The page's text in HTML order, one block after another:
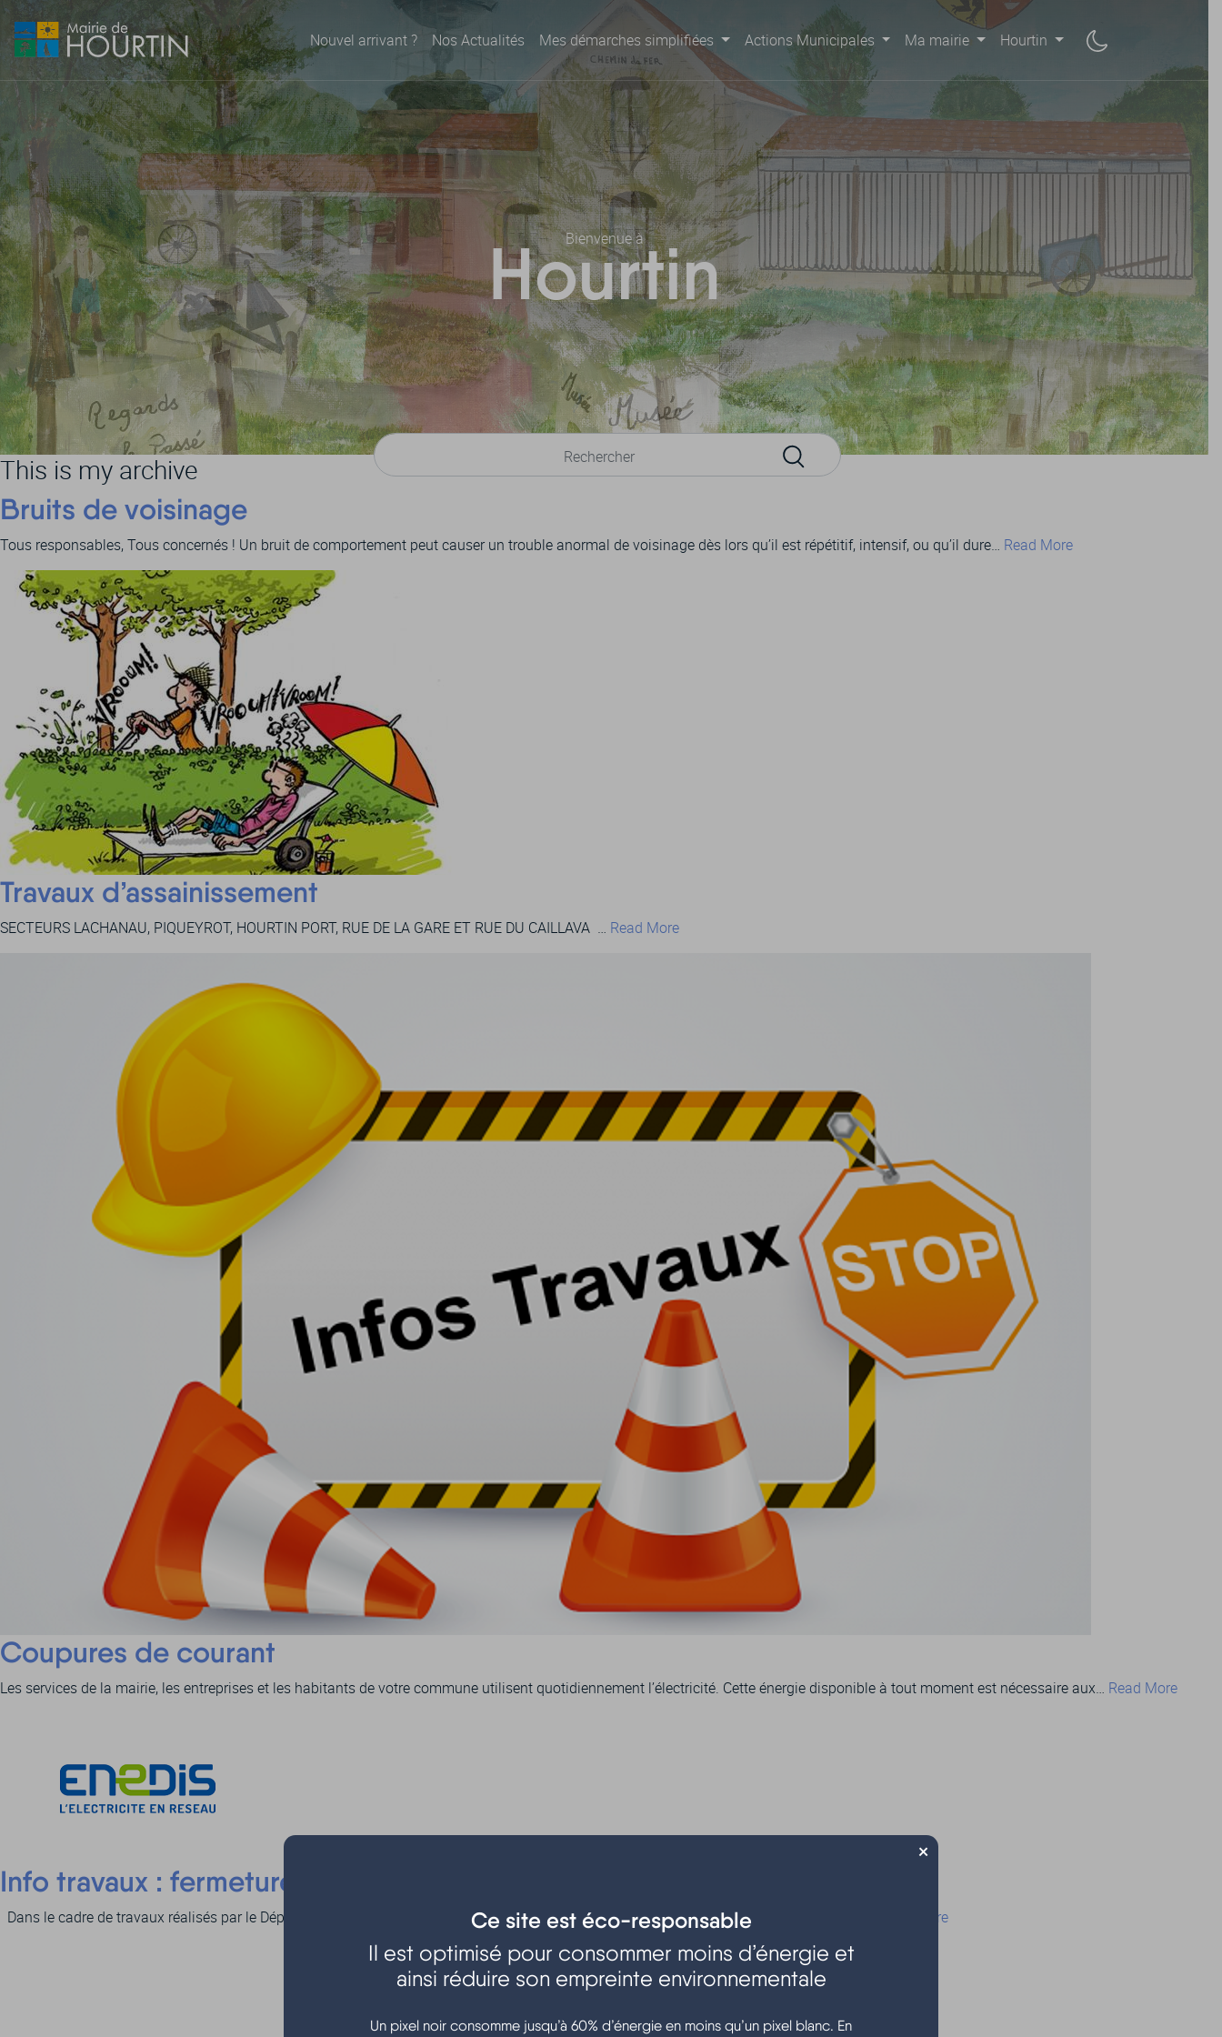
Nouvel arrivant ? Nos Actualités Mes démarches simplifiées Actions Municipales Ma mairie Hourtin
Bienvenue à
Hourtin
This is my archive
Bruits de voisinage
Tous responsables, Tous concernés ! Un bruit de comportement peut causer un trouble anormal de voisinage dès lors qu’il est répétitif, intensif, ou qu’il dure… Read More
Travaux d’assainissement
SECTEURS LACHANAU, PIQUEYROT, HOURTIN PORT, RUE DE LA GARE ET RUE DU CAILLAVA … Read More
Coupures de courant
Les services de la mairie, les entreprises et les habitants de votre commune utilisent quotidiennement l’électricité. Cette énergie disponible à tout moment est nécessaire aux… Read More
Info travaux : fermeture à la circulation de la D101
Dans le cadre de travaux réalisés par le Département de la Gironde sur la route départementale 101, entre le mercredi 1er et vendredi 10… Read More
Ce site est éco-responsable
Il est optimisé pour consommer moins d’énergie et
ainsi réduire son empreinte environnementale
Un pixel noir consomme jusqu’à 60% d’énergie en moins qu’un pixel blanc. En
×